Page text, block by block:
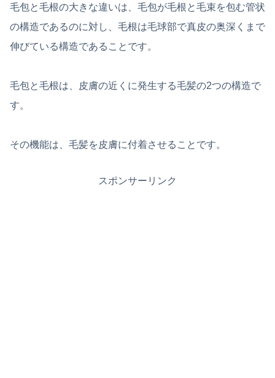
毛包と毛根の大きな違いは、毛包が毛根と毛束を包む管状
の構造であるのに対し、毛根は毛球部で真皮の奥深くまで
伸びている構造であることです。
毛包と毛根は、皮膚の近くに発生する毛髪の2つの構造で
す。
その機能は、毛髪を皮膚に付着させることです。
スポンサーリンク